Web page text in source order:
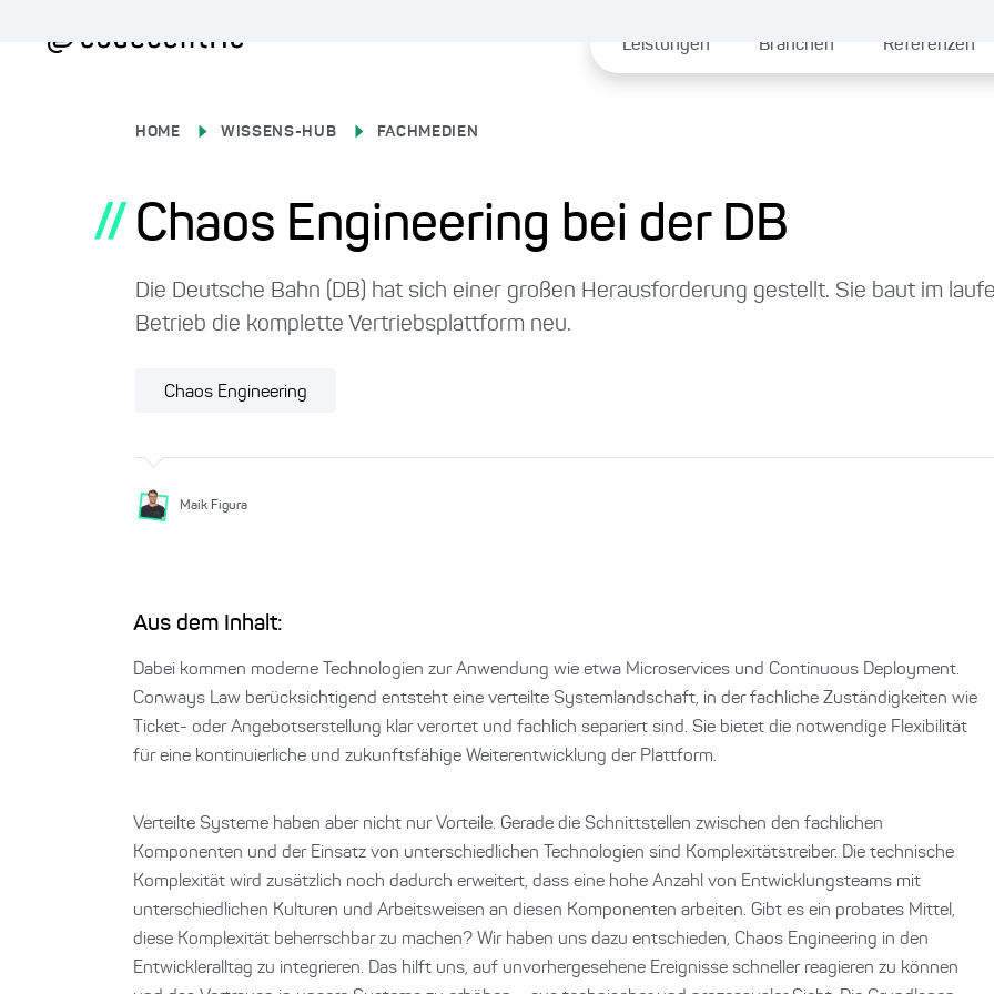
Leistungen Branchen Referenzen
HOME WISSENS-HUB FACHMEDIEN
// Chaos Engineering bei der DB
Die Deutsche Bahn (DB) hat sich einer großen Herausforderung gestellt. Sie baut im
Betrieb die komplette Vertriebsplattform neu.
Chaos Engineering
Maik Figura
Aus dem Inhalt:
Dabei kommen moderne Technologien zur Anwendung wie etwa Microservices und Continuous Deployment.
Conways Law berücksichtigend entsteht eine verteilte Systemlandschaft, in der fachliche Zuständigkeiten wie
Ticket- oder Angebotserstellung klar verortet und fachlich separiert sind. Sie bietet die notwendige Flexibilität
für eine kontinuierliche und zukunftsfähige Weiterentwicklung der Plattform.
Verteilte Systeme haben aber nicht nur Vorteile. Gerade die Schnittstellen zwischen den fachlichen
Komponenten und der Einsatz von unterschiedlichen Technologien sind Komplexitätstreiber. Die technische
Komplexität wird zusätzlich noch dadurch erweitert, dass eine hohe Anzahl von Entwicklungsteams mit
unterschiedlichen Kulturen und Arbeitsweisen an diesen Komponenten arbeiten. Gibt es ein probates Mittel,
diese Komplexität beherrschbar zu machen? Wir haben uns dazu entschieden, Chaos Engineering in den
Entwickleralltag zu integrieren. Das hilft uns, auf unvorhergesehene Ereignisse schneller reagieren zu können